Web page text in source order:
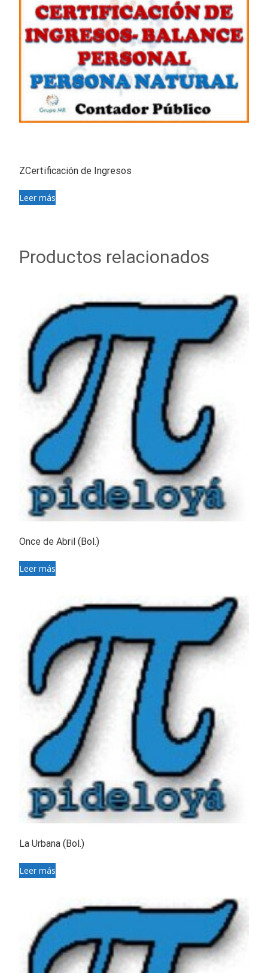
ZCertificación de Ingresos
Leer más
Productos relacionados
Once de Abril (Bol.)
Leer más
La Urbana (Bol.)
Leer más